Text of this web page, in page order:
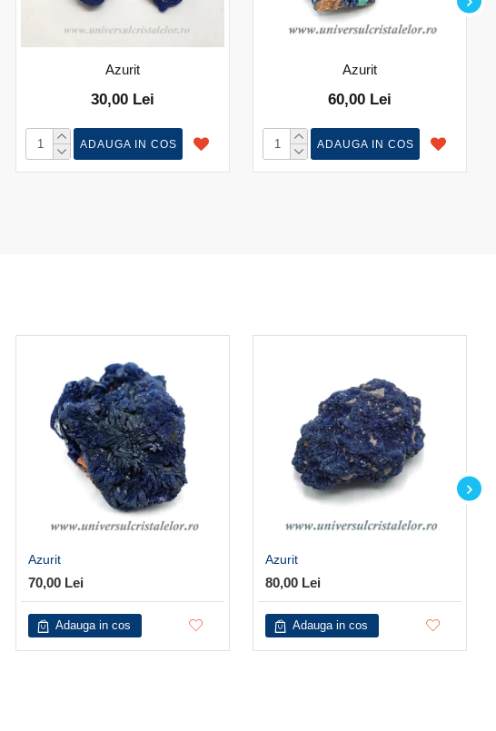
Azurit
30,00 Lei
ADAUGA IN COS
Azurit
60,00 Lei
ADAUGA IN COS
Azurit
70,00 Lei
Adauga in cos
Azurit
80,00 Lei
Adauga in cos